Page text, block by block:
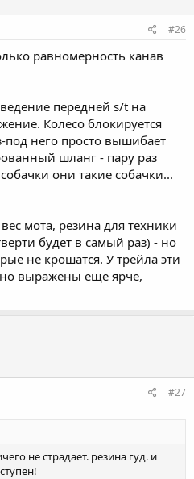
#26
равномерность канав
передней s/t на
Колесо блокируется
него просто вышибает
шланг - пару раз
они такие собачки...
мота, резина для техники
будет в самый раз) - но
не крошатся. У трейла эти
выражены еще ярче,
#27
не страдает. резина гуд. и